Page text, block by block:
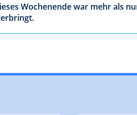
Wochenende war mehr als